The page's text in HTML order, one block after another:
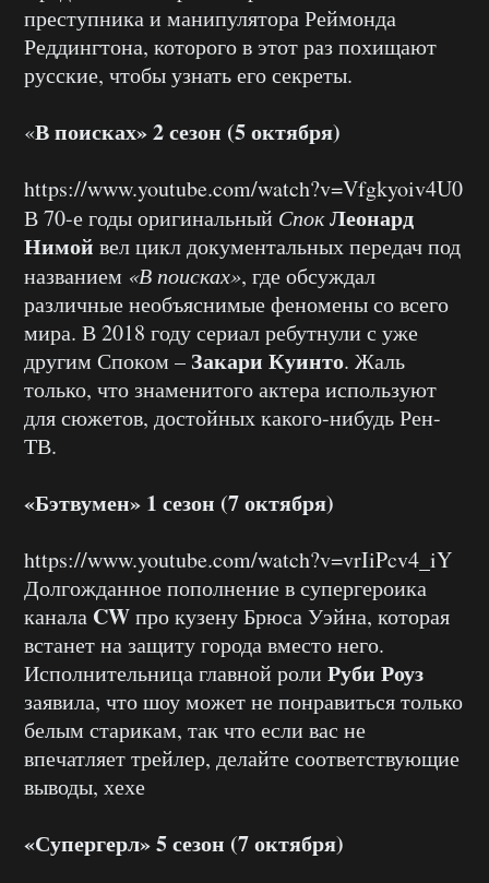
преступника и манипулятора Реймонда
Реддингтона, которого в этот раз похищают
русские, чтобы узнать его секреты.
«В поисках» 2 сезон (5 октября)
https://www.youtube.com/watch?v=Vfgkyoiv4U0
В 70-е годы оригинальный СпокЛеонард
Нимой вел цикл документальных передач под
названием «В поисках», где обсуждал
различные необъяснимые феномены со всего
мира. В 2018 году сериал ребутнули с уже
другим Споком – Закари Куинто. Жаль
только, что знаменитого актера используют
для сюжетов, достойных какого-нибудь Рен-
ТВ.
«Бэтвумен» 1 сезон (7 октября)
https://www.youtube.com/watch?v=vrIiPcv4_iY
Долгожданное пополнение в супергероика
канала CWпро кузену Брюса Уэйна, которая
встанет на защиту города вместо него.
Исполнительница главной роли Руби Роуз
заявила, что шоу может не понравиться только
белым старикам, так что если вас не
впечатляет трейлер, делайте соответствующие
выводы, хехе
«Супергерл» 5 сезон (7 октября)